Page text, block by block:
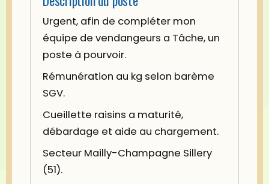
Urgent, afin de compléter mon
équipe de vendangeurs a Tâche, un
poste à pourvoir.
Rémunération au kg selon barème
SGV.
Cueillette raisins a maturité,
débardage et aide au chargement.
Secteur Mailly-Champagne Sillery
(51).